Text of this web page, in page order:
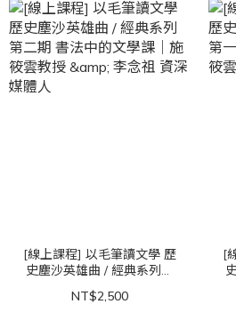
[線上課程] 以毛筆讀文學 歷
史塵沙英雄曲 / 經典系列第
雲教授 & 李念祖 資深媒體
NT$2,500
[